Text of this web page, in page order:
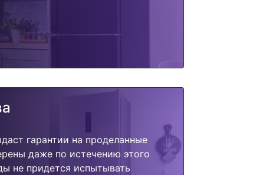
гарантии на проделанные
даже по истечению этого
не придется испытывать